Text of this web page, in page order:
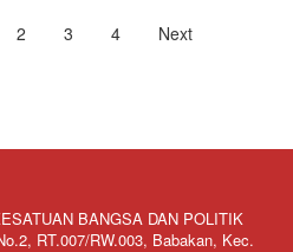
2 3 4 Next
BANGSA DAN POLITIK
RT.007/RW.003, Babakan, Kec.